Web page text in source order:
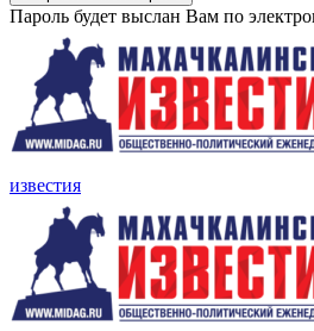
Пароль будет выслан Вам по
известия